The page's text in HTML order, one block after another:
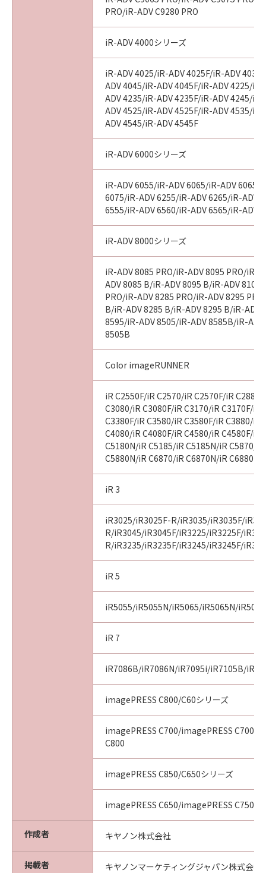
PRO/iR-ADV C9280 PRO
iR-ADV 4000シリーズ
iR-ADV 4025/iR-ADV 4025F/iR-ADV
ADV 4045/iR-ADV 4045F/iR-ADV 4225/
ADV 4235/iR-ADV 4235F/iR-ADV 4245/
ADV 4525/iR-ADV 4525F/iR-ADV 4535/
ADV 4545/iR-ADV 4545F
iR-ADV 6000シリーズ
iR-ADV 6055/iR-ADV 6065/iR-ADV 6065-
6075/iR-ADV 6255/iR-ADV 6265/iR-ADV
6555/iR-ADV 6560/iR-ADV 6565/iR-ADV
iR-ADV 8000シリーズ
iR-ADV 8085 PRO/iR-ADV 8095 PRO/iR-
ADV 8085 B/iR-ADV 8095 B/iR-ADV 8105
PRO/iR-ADV 8285 PRO/iR-ADV 8295
B/iR-ADV 8285 B/iR-ADV 8295 B/iR-ADV
8595/iR-ADV 8505/iR-ADV 8585B/iR-
8505B
Color imageRUNNER
iR C2550F/iR C2570/iR C2570F/iR
C3080/iR C3080F/iR C3170/iR C3170F/iR
C3380F/iR C3580/iR C3580F/iR C3880/iR
C4080/iR C4080F/iR C4580/iR C4580F/iR
C5180N/iR C5185/iR C5185N/iR C5870/
C5880N/iR C6870/iR C6870N/iR C6880N
iR 3
iR3025/iR3025F-R/iR3035/iR3035F/
R/iR3045/iR3045F/iR3225/iR3225F/
R/iR3235/iR3235F/iR3245/iR3245F/
iR 5
iR5055/iR5055N/iR5065/iR5065N/
iR 7
iR7086B/iR7086N/iR7095i/iR7105B/
imagePRESS C800/C60シリーズ
imagePRESS C700/imagePRESS C700L/
C800
imagePRESS C850/C650シリーズ
imagePRESS C650/imagePRESS C750/
作成者 キヤノン株式会社
掲載者 キヤノンマーケティングジャパン株式会社